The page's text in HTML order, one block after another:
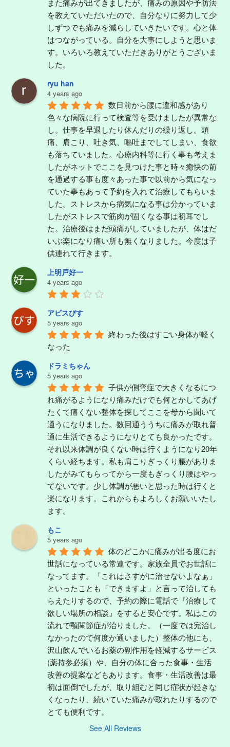
を教えていただいたので、自分なりに努力して少
しずつでも痛みを減らしていきたいです。心と体
はつながっている。自分を大事にしようと思いま
す。いろいろ教えていただきありがとうございま
した。
ryu han
4 years ago
数日前から腰に違和感があり
色々な病院に行って検査等を受けましたが異常な
し。仕事を早退したり休んだりの繰り返し。頭
痛、肩こり、吐き気、嘔吐までしてしまい、食欲
も落ちていました。心療内科等に行く事も考えま
したがネットでここを見つけた事と時々癒快の前
を通過する事も度々あった事で以前から気になっ
ていた事もあって予約を入れて治療してもらいま
した。ストレスから病気になる事は分かっていま
したがストレスで筋肉が固くなる事は初耳でし
た。治療後はまだ頭痛がしていましたが、体はだ
いぶ楽になり痛い所も無くなりました。今度は子
供連れて行きます。
上明戸好一
4 years ago
アビスびす
5 years ago
終わった後はすごい身体が軽く
なった
ドラミちゃん
5 years ago
子供が側弯症で大きくなるにつ
れ痛がるようになり痛みだけでも何とかしてあげ
たくて痛くない整体を探してここを母から聞いて
通うになりました。数回通ううちに痛みが取れ普
通に生活できるようになりとても良かったです。
それ以来体調が良くない時は行くようになり20年
くらい経ちます。私も肩こりぎっくり腰がありま
したがみてもらってから一度もぎっくり腰はやっ
てないです。少し体調が悪いと思った時は行くと
楽になります。これからもよろしくお願いいたし
ます。
もこ
5 years ago
体のどこかに痛みが出る度にお
世話になっている常連です。家族全員でお世話に
なってます。「これはさすがに治せないよなぁ」
といったことも「できますよ」と言って治しても
らえたりするので、予約の際に電話で『治療して
欲しい場所の相談』をすると安心です。私はこの
流れで顎関節症が治りました。（一度では完治し
なかったので何度か通いました）整体の他にも、
沢山飲んでいるお薬の副作用を軽減するサービス
(薬持参必須）や、自分の体に合った食事・生活
改善の提案などもあります。食事・生活改善は最
初は面倒でしたが、取り組むと同じ症状が起きな
くなったり、続いていた痛みが取れたりするので
とても便利です。
See All Reviews